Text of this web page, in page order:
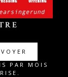
PAR MOIS